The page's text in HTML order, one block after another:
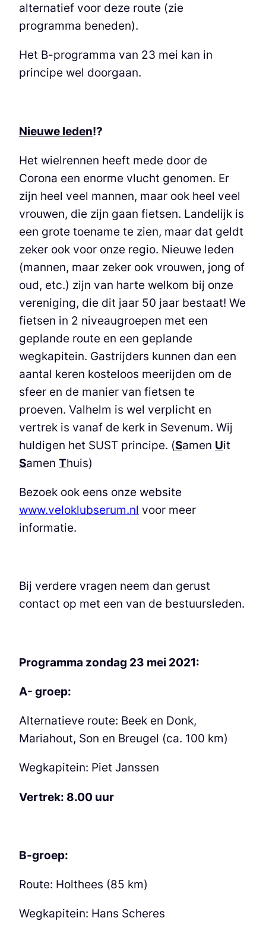
alternatief voor deze route (zie
programma beneden).
Het B-programma van 23 mei kan in
principe wel doorgaan.
Nieuwe leden!?
Het wielrennen heeft mede door de
Corona een enorme vlucht genomen. Er
zijn heel veel mannen, maar ook heel veel
vrouwen, die zijn gaan fietsen. Landelijk is
een grote toename te zien, maar dat geldt
zeker ook voor onze regio. Nieuwe leden
(mannen, maar zeker ook vrouwen, jong of
oud, etc.) zijn van harte welkom bij onze
vereniging, die dit jaar 50 jaar bestaat! We
fietsen in 2 niveaugroepen met een
geplande route en een geplande
wegkapitein. Gastrijders kunnen dan een
aantal keren kosteloos meerijden om de
sfeer en de manier van fietsen te
proeven. Valhelm is wel verplicht en
vertrek is vanaf de kerk in Sevenum. Wij
huldigen het SUST principe. (Samen Uit
Samen Thuis)
Bezoek ook eens onze website
www.veloklubserum.nl voor meer
informatie.
Bij verdere vragen neem dan gerust
contact op met een van de bestuursleden.
Programma zondag 23 mei 2021:
A- groep:
Alternatieve route: Beek en Donk,
Mariahout, Son en Breugel (ca. 100 km)
Wegkapitein: Piet Janssen
Vertrek: 8.00 uur
B-groep:
Route: Holthees (85 km)
Wegkapitein: Hans Scheres